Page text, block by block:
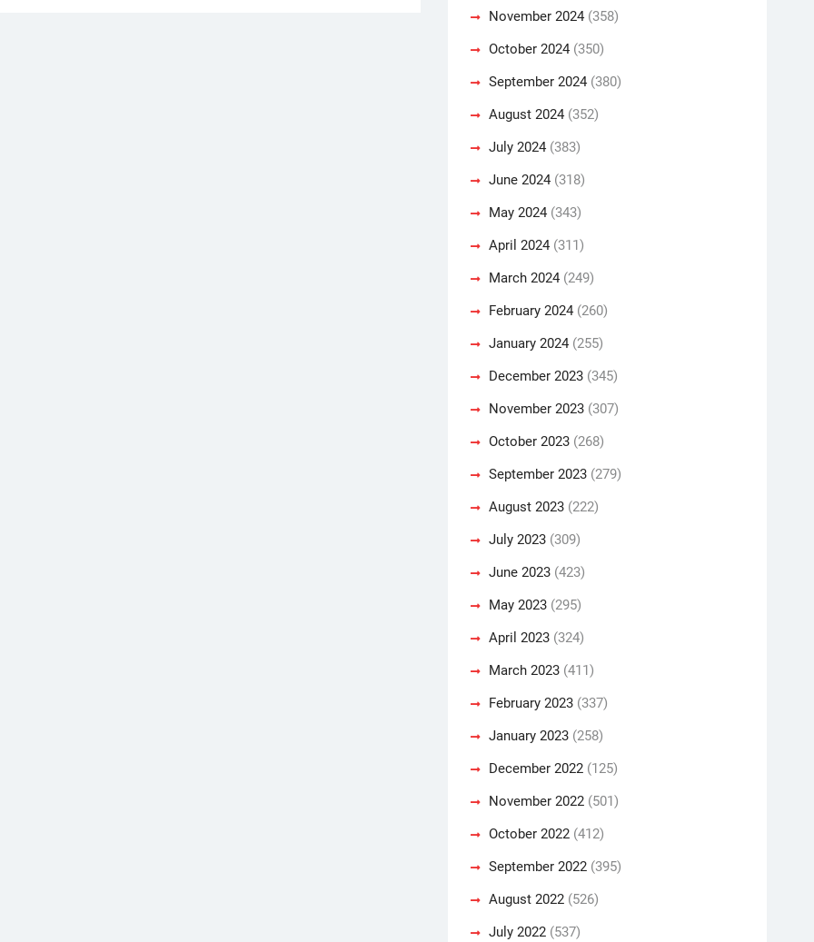
November 2024 (358)
October 2024 (350)
September 2024 (380)
August 2024 (352)
July 2024 (383)
June 2024 (318)
May 2024 (343)
April 2024 (311)
March 2024 (249)
February 2024 (260)
January 2024 (255)
December 2023 (345)
November 2023 (307)
October 2023 (268)
September 2023 (279)
August 2023 (222)
July 2023 (309)
June 2023 (423)
May 2023 (295)
April 2023 (324)
March 2023 (411)
February 2023 (337)
January 2023 (258)
December 2022 (125)
November 2022 (501)
October 2022 (412)
September 2022 (395)
August 2022 (526)
July 2022 (537)